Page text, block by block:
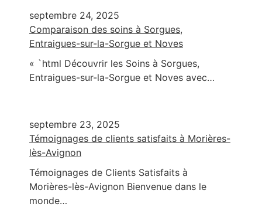
septembre 24, 2025
Comparaison des soins à Sorgues,
Entraigues-sur-la-Sorgue et Noves
« `html Découvrir les Soins à Sorgues,
Entraigues-sur-la-Sorgue et Noves avec…
septembre 23, 2025
Témoignages de clients satisfaits à Morières-
lès-Avignon
Témoignages de Clients Satisfaits à
Morières-lès-Avignon Bienvenue dans le
monde…